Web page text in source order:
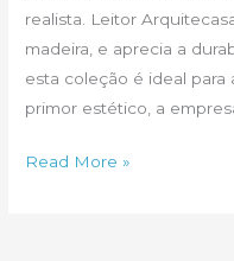
realista. Leitor
madeira, e aprecia a
esta coleção é ideal para
primor estético, a
W-
Read More »